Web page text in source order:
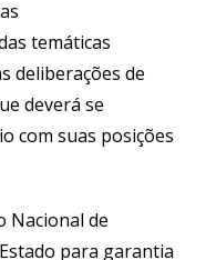
temáticas
deliberações de
deverá se
com suas posições
Nacional de
para garantia